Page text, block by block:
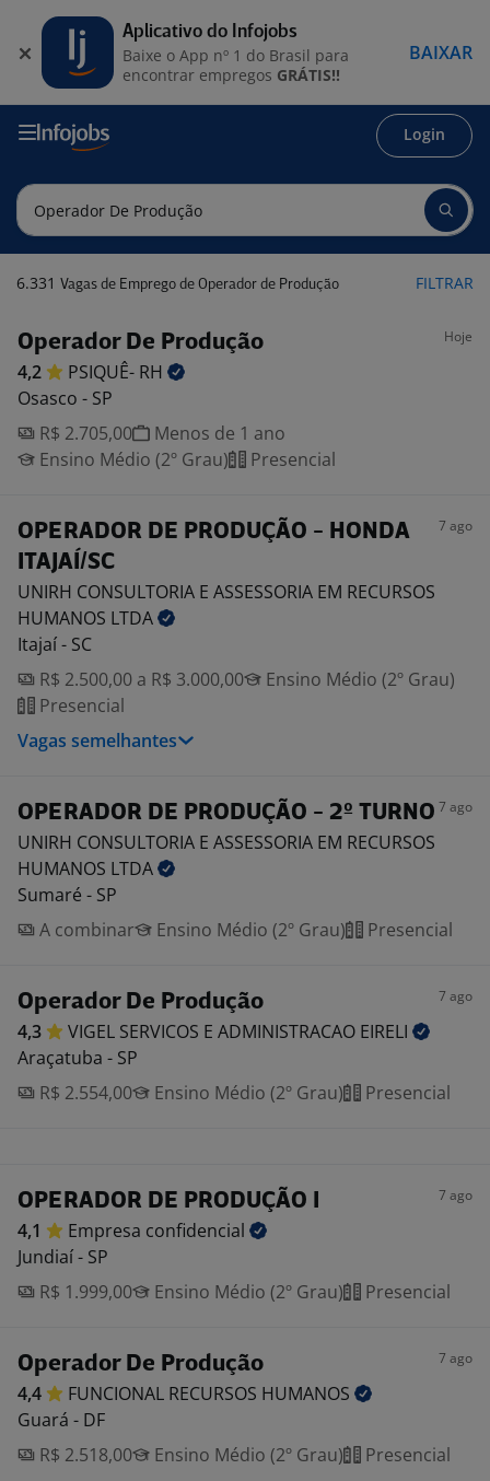
Login
6.331 Vagas de Emprego de Operador de Produção FILTRAR
Operador De Produção Hoje
4,2 PSIQUÊ- RH
Osasco - SP
R$ 2.705,00
Menos de 1 ano
Ensino Médio (2º Grau)
Presencial
OPERADOR DE PRODUÇÃO - HONDA
ITAJAÍ/SC
7 ago
UNIRH CONSULTORIA E ASSESSORIA EM RECURSOS
HUMANOS LTDA
Itajaí - SC
R$ 2.500,00 a R$ 3.000,00
Ensino Médio (2º Grau)
Presencial
Vagas semelhantes
OPERADOR DE PRODUÇÃO - 2º TURNO 7 ago
UNIRH CONSULTORIA E ASSESSORIA EM RECURSOS
HUMANOS LTDA
Sumaré - SP
A combinar
Ensino Médio (2º Grau) Presencial
Operador De Produção 7 ago
4,3 VIGEL SERVICOS E ADMINISTRACAO EIRELI
Araçatuba - SP
R$ 2.554,00
Ensino Médio (2º Grau) Presencial
OPERADOR DE PRODUÇÃO I 7 ago
4,1 Empresa confidencial
Jundiaí - SP
R$ 1.999,00
Ensino Médio (2º Grau) Presencial
Operador De Produção 7 ago
4,4 FUNCIONAL RECURSOS HUMANOS
Guará - DF
R$ 2.518,00
Ensino Médio (2º Grau) Presencial
Aplicativo do Infojobs
Baixe o App nº 1 do Brasil para
encontrar empregos GRÁTIS!!
BAIXAR